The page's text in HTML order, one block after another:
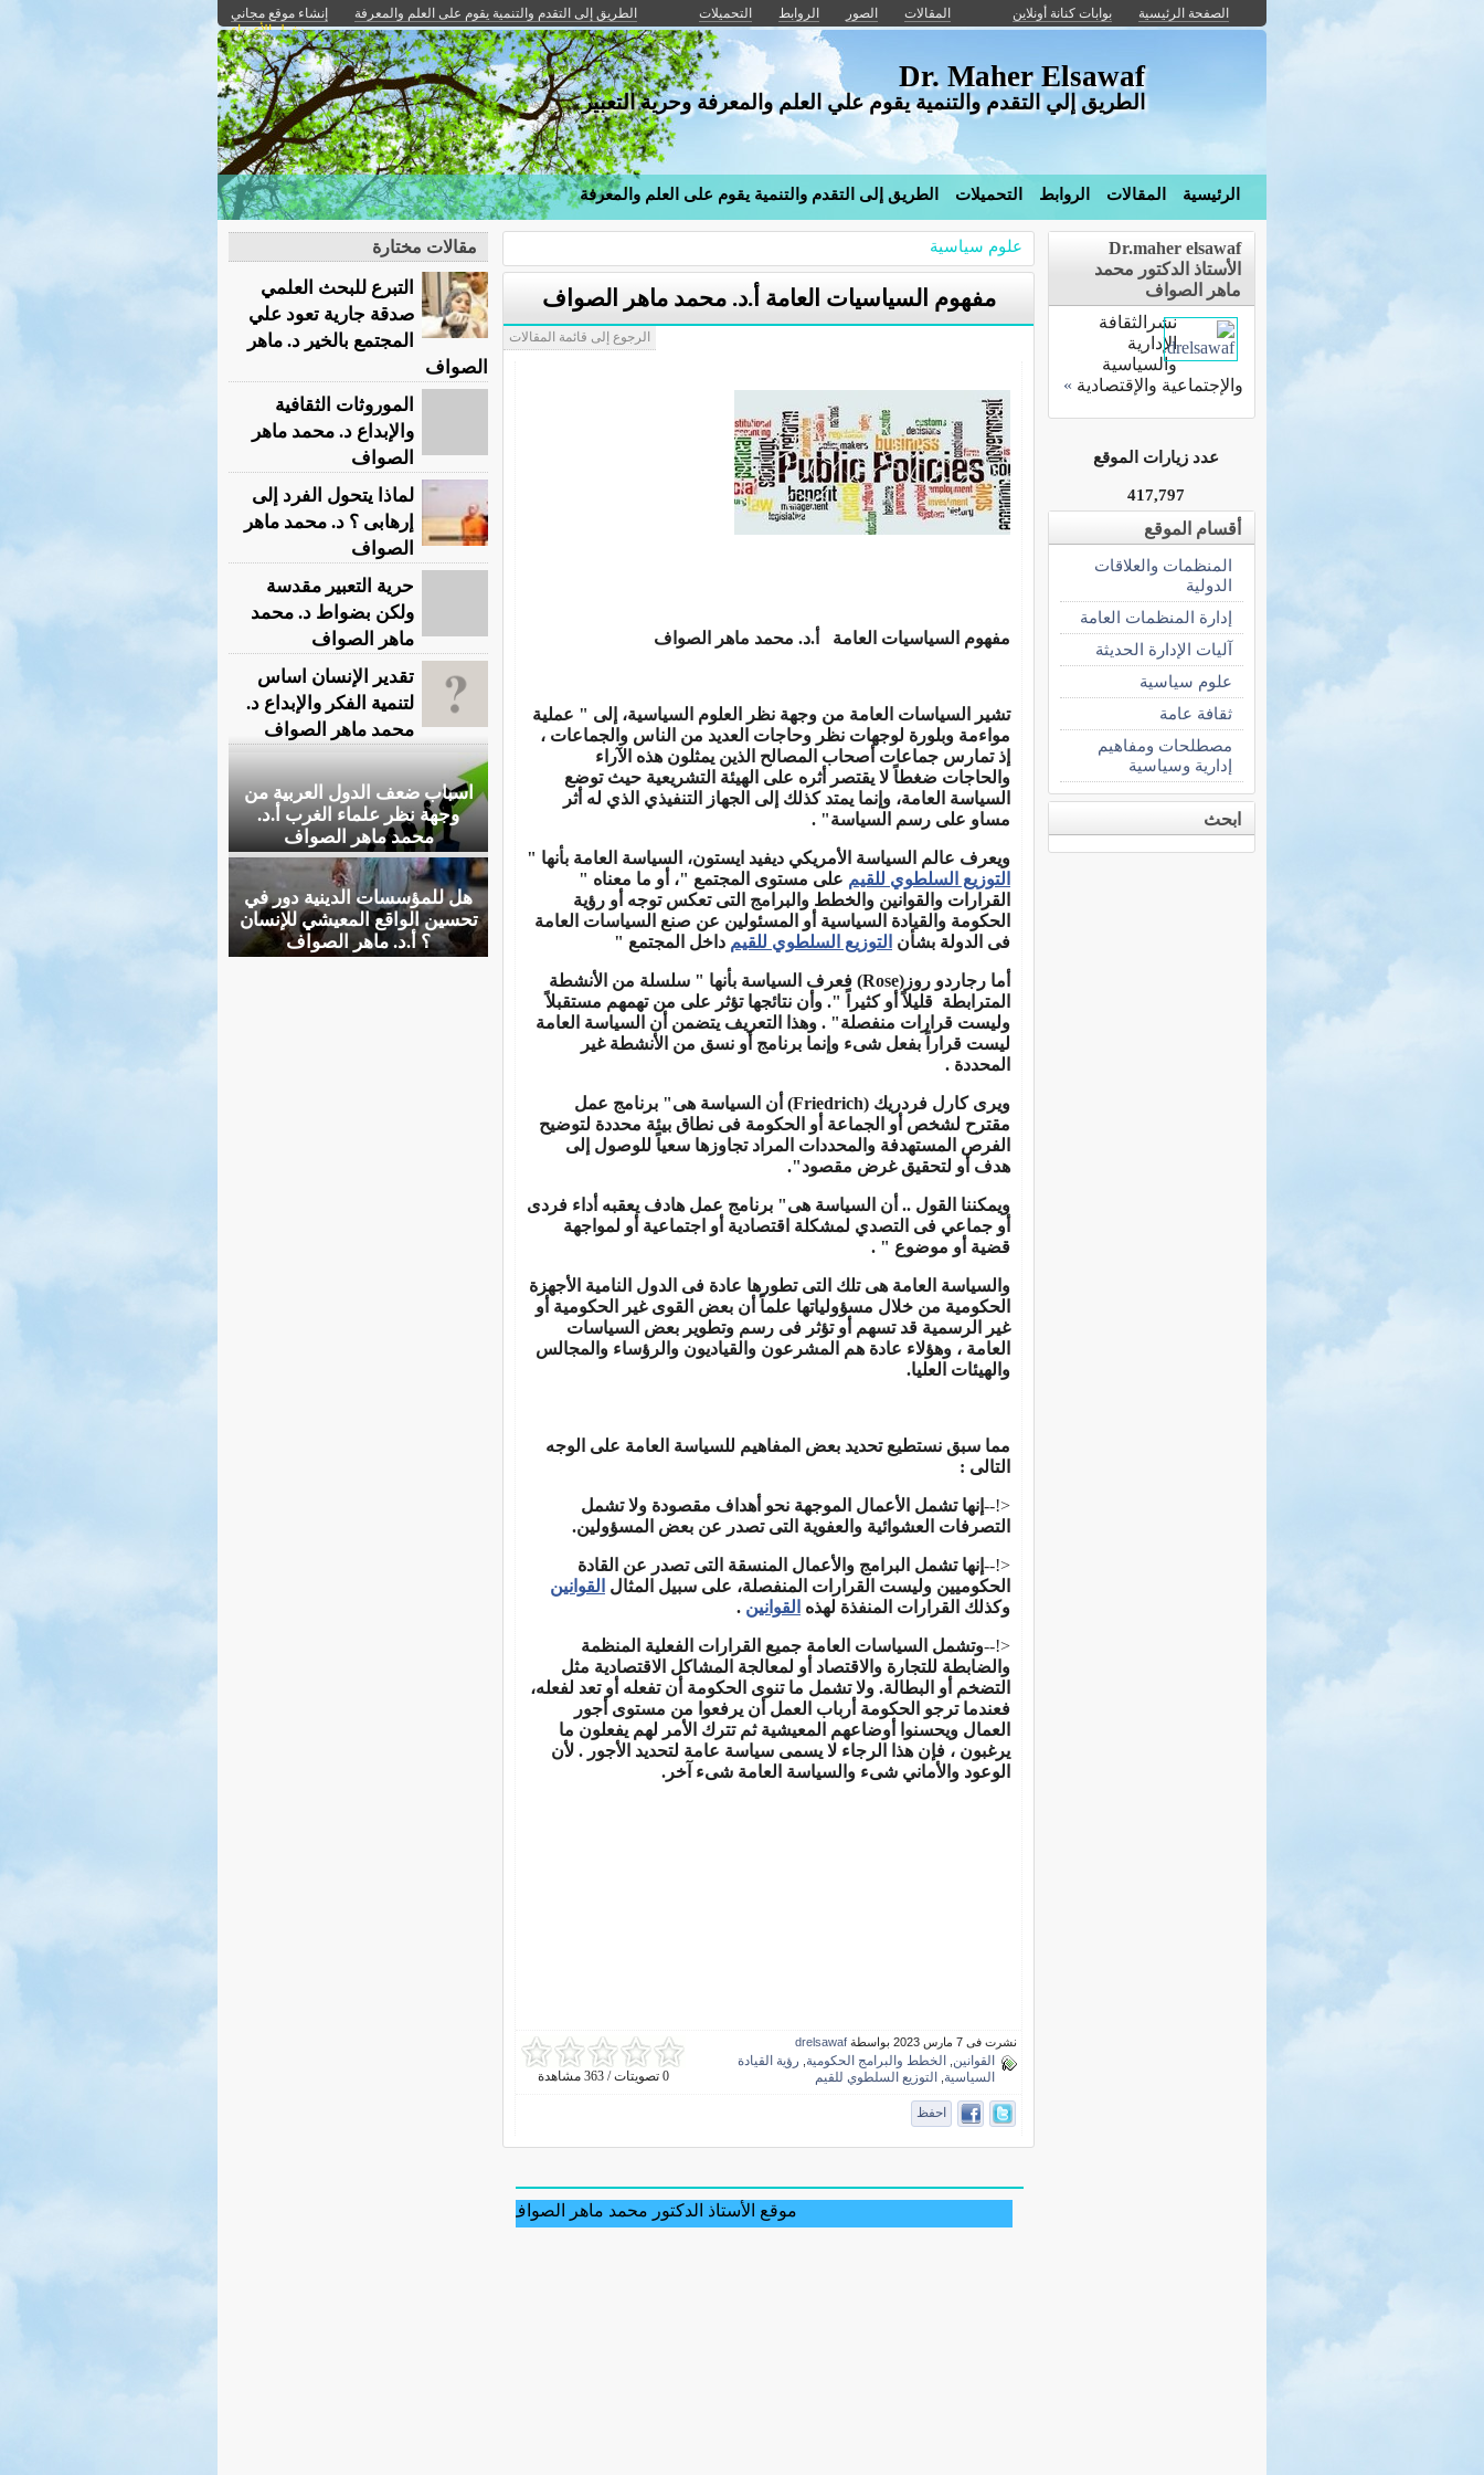
الصفحة الرئيسية بوابات كنانة أونلاين المقالات الصور الروابط التحميلات الطريق إلى التقدم والتنمية يقوم على العلم والمعرفة
إنشاء موقع مجاني
دخول الأعضاء
Dr. Maher Elsawaf
الطريق إلي التقدم والتنمية يقوم علي العلم والمعرفة وحرية التعبير
الرئيسية المقالات الروابط التحميلات الطريق إلى التقدم والتنمية يقوم على العلم والمعرفة
علوم سياسية
مفهوم السياسيات العامة أ.د. محمد ماهر الصواف
الرجوع إلى قائمة المقالات
مفهوم السياسيات العامة أ.د. محمد ماهر الصواف
تشير السياسات العامة من وجهة نظر العلوم السياسية، إلى " عملية
مواءمة وبلورة لوجهات نظر وحاجات العديد من الناس والجماعات ،
إذ تمارس جماعات أصحاب المصالح الذين يمثلون هذه الآراء
والحاجات ضغطاً لا يقتصر أثره على الهيئة التشريعية حيث توضع
السياسة العامة، وإنما يمتد كذلك إلى الجهاز التنفيذي الذي له أثر
مساو على رسم السياسة" .
ويعرف عالم السياسة الأمريكي ديفيد ايستون، السياسة العامة بأنها "
التوزيع السلطوي للقيم على مستوى المجتمع "، أو ما معناه "
القرارات والقوانين والخطط والبرامج التى تعكس توجه أو رؤية
الحكومة والقيادة السياسية أو المسئولين عن صنع السياسات العامة
فى الدولة بشأن التوزيع السلطوي للقيم داخل المجتمع "
أما رجاردو روز(Rose) فعرف السياسة بأنها " سلسلة من الأنشطة
المترابطة قليلاً أو كثيراً ". وأن نتائجها تؤثر على من تهمهم مستقبلاً
وليست قرارات منفصلة" . وهذا التعريف يتضمن أن السياسة العامة
ليست قراراً بفعل شىء وإنما برنامج أو نسق من الأنشطة غير
المحددة .
ويرى كارل فردريك (Friedrich) أن السياسة هى" برنامج عمل
مقترح لشخص أو الجماعة أو الحكومة فى نطاق بيئة محددة لتوضيح
الفرص المستهدفة والمحددات المراد تجاوزها سعياً للوصول إلى
هدف أو لتحقيق غرض مقصود".
ويمكننا القول .. أن السياسة هى" برنامج عمل هادف يعقبه أداء فردى
أو جماعي فى التصدي لمشكلة اقتصادية أو اجتماعية أو لمواجهة
قضية أو موضوع " .
والسياسة العامة هى تلك التى تطورها عادة فى الدول النامية الأجهزة
الحكومية من خلال مسؤولياتها علماً أن بعض القوى غير الحكومية أو
غير الرسمية قد تسهم أو تؤثر فى رسم وتطوير بعض السياسات
العامة ، وهؤلاء عادة هم المشرعون والقياديون والرؤساء والمجالس
والهيئات العليا.
مما سبق نستطيع تحديد بعض المفاهيم للسياسة العامة على الوجه
التالى :
<!-- إنها تشمل الأعمال الموجهة نحو أهداف مقصودة ولا تشمل
التصرفات العشوائية والعفوية التى تصدر عن بعض المسؤولين.
<!-- إنها تشمل البرامج والأعمال المنسقة التى تصدر عن القادة
الحكوميين وليست القرارات المنفصلة، على سبيل المثال القوانين
وكذلك القرارات المنفذة لهذه القوانين .
<!--وتشمل السياسات العامة جميع القرارات الفعلية المنظمة
والضابطة للتجارة والاقتصاد أو لمعالجة المشاكل الاقتصادية مثل
التضخم أو البطالة. ولا تشمل ما تنوى الحكومة أن تفعله أو تعد لفعله،
فعندما ترجو الحكومة أرباب العمل أن يرفعوا من مستوى أجور
العمال ويحسنوا أوضاعهم المعيشية ثم تترك الأمر لهم يفعلون ما
يرغبون ، فإن هذا الرجاء لا يسمى سياسة عامة لتحديد الأجور . لأن
الوعود والأماني شىء والسياسة العامة شىء آخر.
0 تصويتات / 363 مشاهدة
نشرت فى 7 مارس 2023 بواسطة drelsawaf
القوانين الخطط والبرامج الحكومية رؤية القيادة
السياسية
التوزيع السلطوي للقيم
احفظ
Dr.maher elsawaf
الأستاذ الدكتور محمد
ماهر الصواف
نشرالثقافة
الإدارية
والسياسية
والإجتماعية والإقتصادية »
عدد زيارات الموقع
417,797
أقسام الموقع
المنظمات والعلاقات
الدولية
إدارة المنظمات العامة
آليات الإدارة الحديثة
علوم سياسية
ثقافة عامة
مصطلحات ومفاهيم
إدارية وسياسية
ابحث
مقالات مختارة
التبرع للبحث العلمي
صدقة جارية تعود علي
المجتمع بالخير د. ماهر
الصواف ‏
الموروثات الثقافية
والإبداع د. محمد ماهر
الصواف
لماذا يتحول الفرد إلى
إرهابى ؟ د. محمد ماهر
الصواف
حرية التعبير مقدسة
ولكن بضواط د. محمد
ماهر الصواف
تقدير الإنسان اساس
لتنمية الفكر والإبداع د.
محمد ماهر الصواف
اسباب ضعف الدول العربية من
وجهة نظر علماء الغرب أ.د.
محمد ماهر الصواف
هل للمؤسسات الدينية دور في
تحسين الواقع المعيشي للإنسان
؟ أ.د. ماهر الصواف
موقع الأستاذ الدكتور محمد ماهر الصواف حفظه الله -جميع الحقوق محفوظة 2016-2019